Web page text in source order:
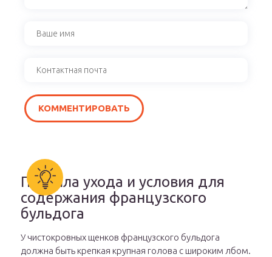
Правила ухода и условия для
содержания французского
бульдога
У чистокровных щенков французского бульдога
должна быть крепкая крупная голова с широким лбом.